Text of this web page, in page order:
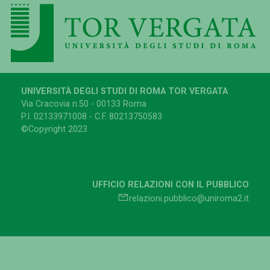
UNIVERSITÀ DEGLI STUDI DI ROMA TOR VERGATA
Via Cracovia n.50 - 00133 Roma
P.I. 02133971008 - C.F. 80213750583
©Copyright 2023
UFFICIO RELAZIONI CON IL PUBBLICO
relazioni.pubblico@uniroma2.it